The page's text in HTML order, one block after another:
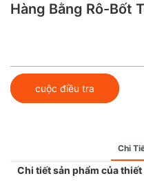
Hàng Bằng Rô-Bốt
cuộc điều tra
Chi
Chi tiết sản phẩm của